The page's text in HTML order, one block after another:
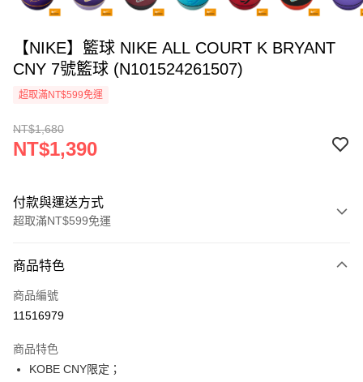
【NIKE】籃球 NIKE ALL COURT K BRYANT
CNY 7號籃球 (N101524261507)
超取滿NT$599免運
NT$1,680
NT$1,390
付款與運送方式
超取滿NT$599免運
信用卡一次付款
超商取貨付款
運送方式
商品特色
商品編號
11516979
商品特色
KOBE CNY限定；